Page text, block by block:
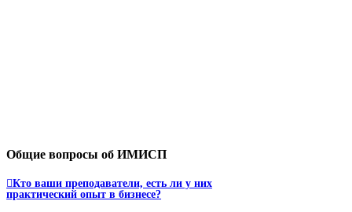
Общие вопросы об ИМИСП
Кто ваши преподаватели, есть ли у них
практический опыт в бизнесе?